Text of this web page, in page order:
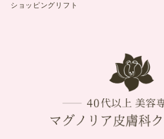
ショッピングリフト